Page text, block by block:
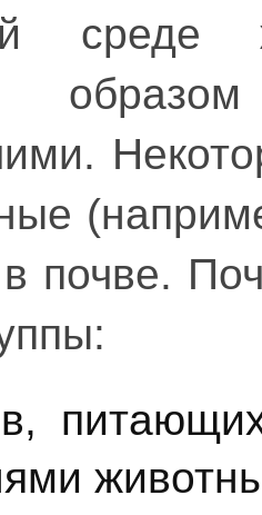
среде
почве.